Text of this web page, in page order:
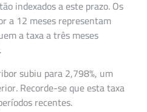
indexados a este prazo. Os
a 12 meses representam
a taxa a três meses
subiu para 2,798%, um
Recorde-se que esta taxa
recentes.